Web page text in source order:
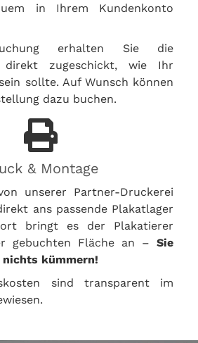
in Ihrem Kundenkonto
erhalten Sie die
direkt zugeschickt, wie Ihr
sein sollte. Auf Wunsch können
dazu buchen.
& Montage
unserer Partner-Druckerei
ans passende Plakatlager
bringt es der Plakatierer
gebuchten Fläche an – Sie
kümmern!
sind transparent im